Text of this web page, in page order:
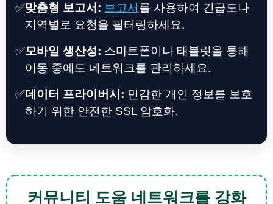
✅맞춤형 보고서: 보고서 를 사용하여 긴급도나
지역별로 요청을 필터링하세요.
✅모바일 생산성: 스마트폰이나 태블릿을 통해
이동 중에도 네트워크를 관리하세요.
✅데이터 프라이버시: 민감한 개인 정보를 보호
하기 위한 안전한 SSL 암호화.
커뮤니티 도움 네트워크를 강화